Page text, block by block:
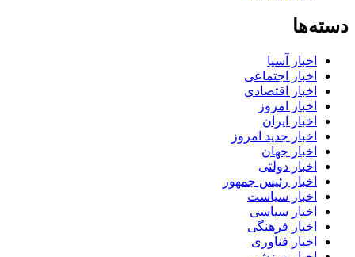
دسته‌ها
اخبار آسیا
اخبار اجتماعی
اخبار اقتصادی
اخبار امروز
اخبار ایران
اخبار جدید امروز
اخبار جهان
اخبار دولتی
اخبار رئیس جمهور
اخبار سیاست
اخبار سیاسی
اخبار فرهنگی
اخبار فناوری